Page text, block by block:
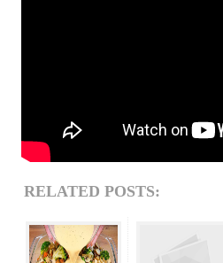
RELATED POSTS: